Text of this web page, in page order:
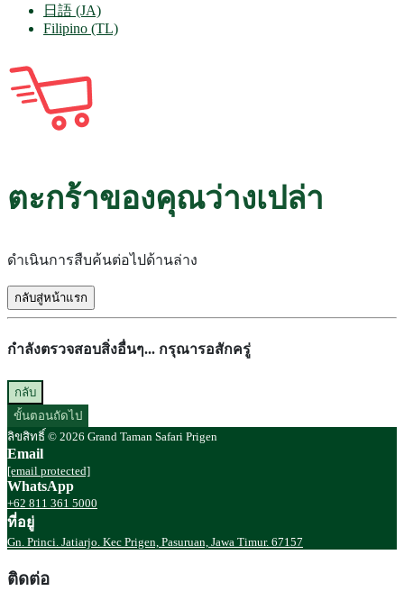
日語 (JA)
Filipino (TL)
ตะกร้าของคุณว่างเปล่า
ดำเนินการสืบค้นต่อไปด้านล่าง
กลับสู่หน้าแรก
กำลังตรวจสอบสิ่งอื่นๆ... กรุณารอสักครู่
กลับ
ขั้นตอนถัดไป
ลิขสิทธิ์ © 2026 Grand Taman Safari Prigen
Email
[email protected]
WhatsApp
+62 811 361 5000
ที่อยู่
Gn. Princi. Jatiarjo. Kec Prigen, Pasuruan, Jawa Timur. 67157
ติดต่อ